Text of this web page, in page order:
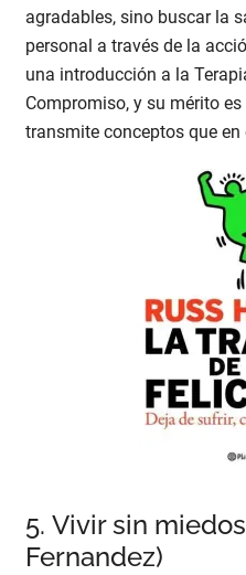
agradables, sino buscar la
personal a través de la
una introducción a la
Compromiso, y su mérito
transmite conceptos que
5. Vivir sin
Fernandez)